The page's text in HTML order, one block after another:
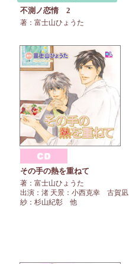
不測ノ恋情 2
著：富士山ひょうた
その手の熱を重ねて
著：富士山ひょうた
出演：渚 天景：小西克幸 古賀凪
紗：杉山紀彰 他